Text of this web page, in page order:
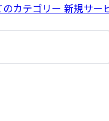
のカテゴリー 新規サー